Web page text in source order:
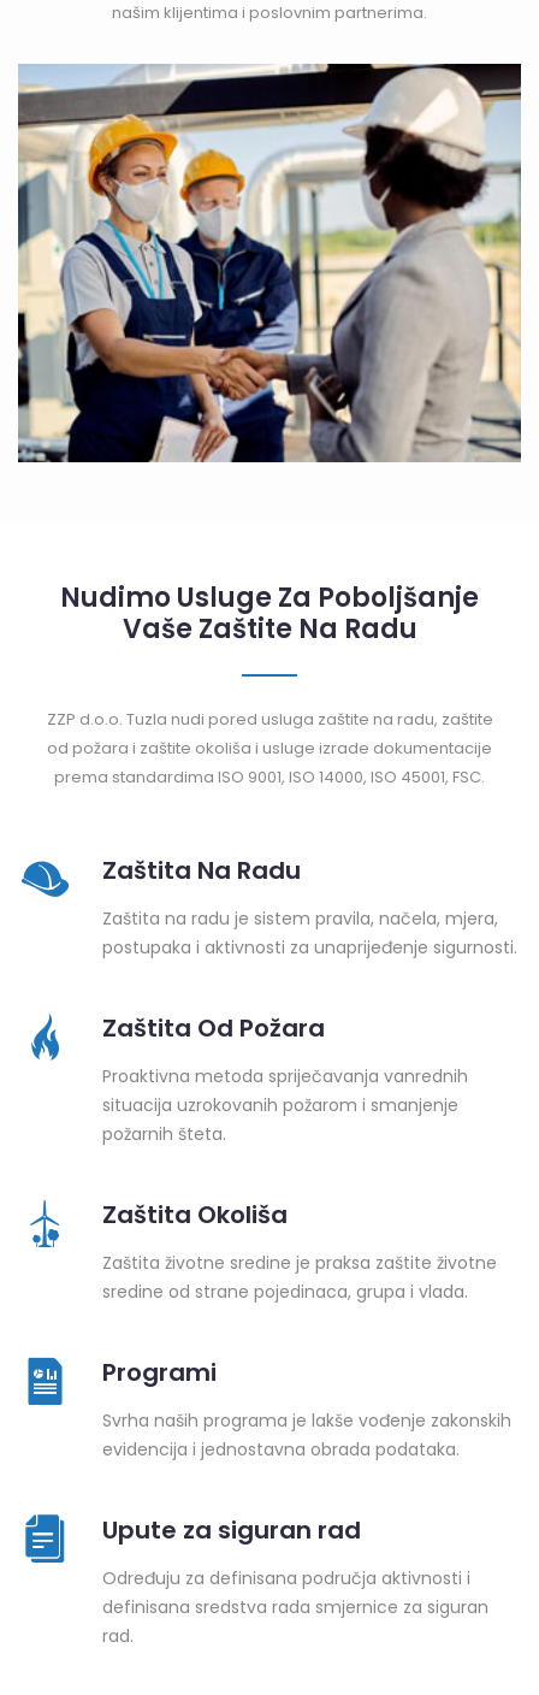
našim klijentima i poslovnim partnerima.
Nudimo Usluge Za Poboljšanje
Vaše Zaštite Na Radu
ZZP d.o.o. Tuzla nudi pored usluga zaštite na radu, zaštite
od požara i zaštite okoliša i usluge izrade dokumentacije
prema standardima ISO 9001, ISO 14000, ISO 45001, FSC.
Zaštita Na Radu
Zaštita na radu je sistem pravila, načela, mjera,
postupaka i aktivnosti za unaprijeđenje sigurnosti.
Zaštita Od Požara
Proaktivna metoda spriječavanja vanrednih
situacija uzrokovanih požarom i smanjenje
požarnih šteta.
Zaštita Okoliša
Zaštita životne sredine je praksa zaštite životne
sredine od strane pojedinaca, grupa i vlada.
Programi
Svrha naših programa je lakše vođenje zakonskih
evidencija i jednostavna obrada podataka.
Upute za siguran rad
Određuju za definisana područja aktivnosti i
definisana sredstva rada smjernice za siguran
rad.